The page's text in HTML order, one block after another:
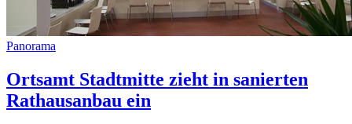
Panorama
Ortsamt Stadtmitte zieht in sanierten
Rathausanbau ein